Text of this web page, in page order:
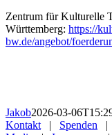
Zentrum für Kulturelle
Württemberg: https://
bw.de/angebot/
Jakob2026-03-
Kontakt| Spenden |